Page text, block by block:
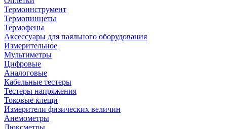
Термоинструмент
Термопинцеты
Термофены
Аксессуары для паяльного оборудования
Измерительное
Мультиметры
Цифровые
Аналоговые
Кабельные тестеры
Тестеры напряжения
Токовые клещи
Измерители физических величин
Анемометры
Люксметры